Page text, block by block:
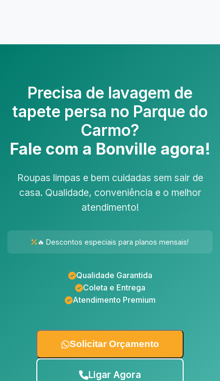
Precisa de lavagem de
tapete persa no Parque do
Carmo?
Fale com a Bonville agora!
Roupas limpas e bem cuidadas sem sair de
casa. Qualidade, conveniência e o melhor
atendimento!
🔥 Descontos especiais para planos mensais!
Qualidade Garantida
Coleta e Entrega
Atendimento Premium
Solicitar Orçamento
Ligar Agora